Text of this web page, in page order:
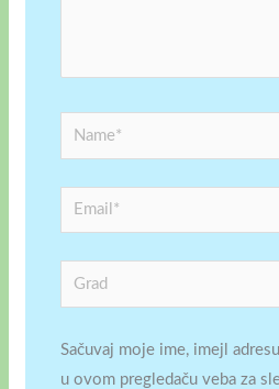
Name*
Email*
Grad
Sačuvaj moje ime, imejl
u ovom pregledaču veba za